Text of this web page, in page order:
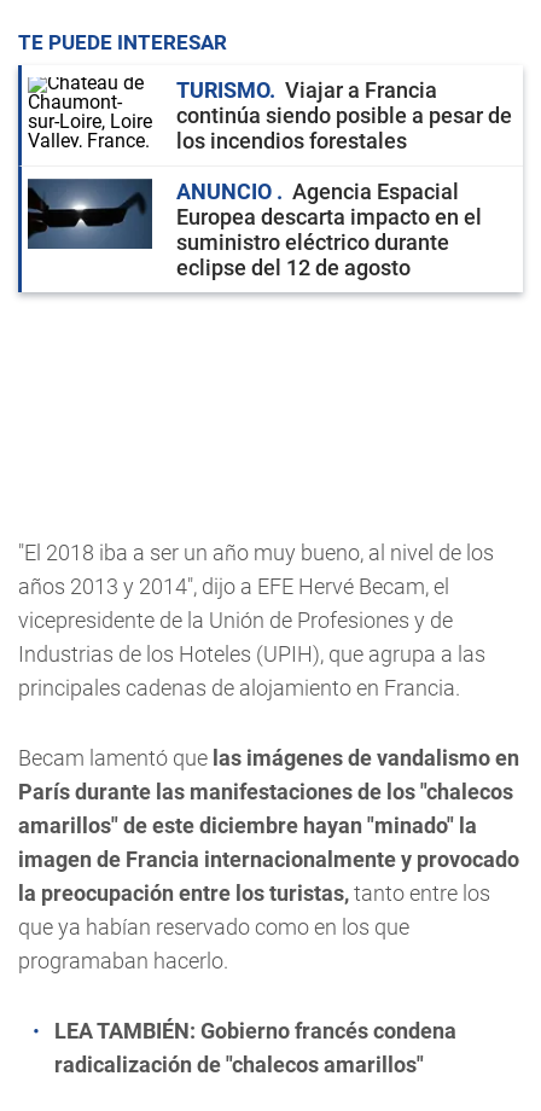
TE PUEDE INTERESAR
TURISMO
Viajar a Francia
continúa siendo posible a pesar de
los incendios forestales
ANUNCIO
Agencia Espacial
Europea descarta impacto en el
suministro eléctrico durante
eclipse del 12 de agosto
"El 2018 iba a ser un año muy bueno, al nivel de los
años 2013 y 2014", dijo a EFE Hervé Becam, el
vicepresidente de la Unión de Profesiones y de
Industrias de los Hoteles (UPIH), que agrupa a las
principales cadenas de alojamiento en Francia.
Becam lamentó que las imágenes de vandalismo en
París durante las manifestaciones de los "chalecos
amarillos" de este diciembre hayan "minado" la
imagen de Francia internacionalmente y provocado
la preocupación entre los turistas,tanto entre los
que ya habían reservado como en los que
programaban hacerlo.
LEA TAMBIÉN: Gobierno francés condena
radicalización de "chalecos amarillos"